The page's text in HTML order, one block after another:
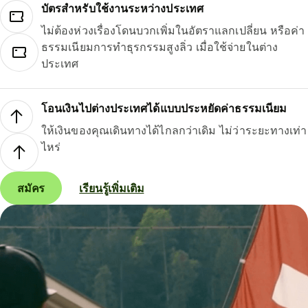
บัตรสำหรับใช้งานระหว่างประเทศ
ไม่ต้องห่วงเรื่องโดนบวกเพิ่มในอัตราแลกเปลี่ยน หรือค่า
ธรรมเนียมการทำธุรกรรมสูงลิ่ว เมื่อใช้จ่ายในต่าง
ประเทศ
โอนเงินไปต่างประเทศได้แบบประหยัดค่าธรรมเนียม
ให้เงินของคุณเดินทางได้ไกลกว่าเดิม ไม่ว่าระยะทางเท่า
ไหร่
สมัคร เรียนรู้เพิ่มเติม